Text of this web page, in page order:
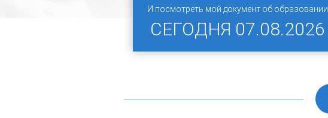
И посмотреть мой документ об образовании
СЕГОДНЯ 07.08.2026